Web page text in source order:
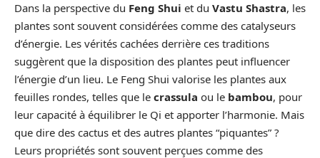
Dans la perspective du Feng Shui et du Vastu Shastra, les
plantes sont souvent considérées comme des catalyseurs
d’énergie. Les vérités cachées derrière ces traditions
suggèrent que la disposition des plantes peut influencer
l’énergie d’un lieu. Le Feng Shui valorise les plantes aux
feuilles rondes, telles que le crassula ou le bambou, pour
leur capacité à équilibrer le Qi et apporter l’harmonie. Mais
que dire des cactus et des autres plantes “piquantes” ?
Leurs propriétés sont souvent perçues comme des